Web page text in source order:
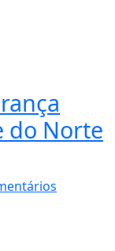
do Norte